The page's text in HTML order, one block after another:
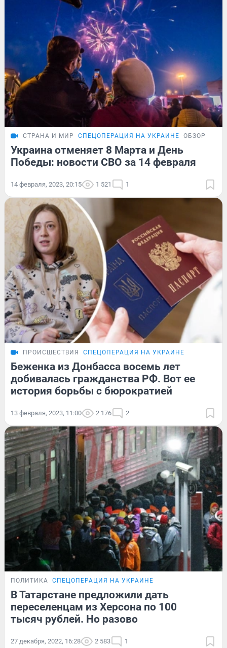
СТРАНА И МИР СПЕЦОПЕРАЦИЯ НА УКРАИНЕ ОБЗОР
Украина отменяет 8 Марта и День
Победы: новости СВО за 14 февраля
14 февраля, 2023, 20:15 1 521 1
ПРОИСШЕСТВИЯ СПЕЦОПЕРАЦИЯ НА УКРАИНЕ
Беженка из Донбасса восемь лет
добивалась гражданства РФ. Вот ее
история борьбы с бюрократией
13 февраля, 2023, 11:00 2 176 2
ПОЛИТИКА СПЕЦОПЕРАЦИЯ НА УКРАИНЕ
В Татарстане предложили дать
переселенцам из Херсона по 100
тысяч рублей. Но разово
27 декабря, 2022, 16:28 2 583 1